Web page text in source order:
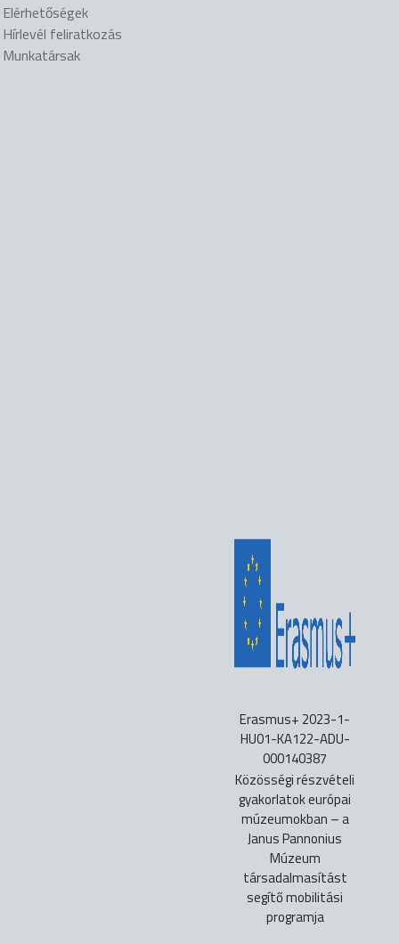
Elérhetőségek
Hírlevél feliratkozás
Munkatársak
Erasmus+ 2023-1-
HU01-KA122-ADU-
000140387
Közösségi részvételi
gyakorlatok európai
múzeumokban – a
Janus Pannonius
Múzeum
társadalmasítást
segítő mobilitási
programja